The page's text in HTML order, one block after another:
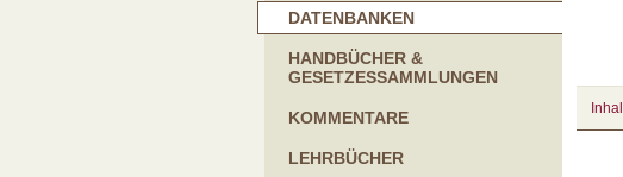
DATENBANKEN
HANDBÜCHER &
GESETZESSAMMLUNGEN
KOMMENTARE
LEHRBÜCHER